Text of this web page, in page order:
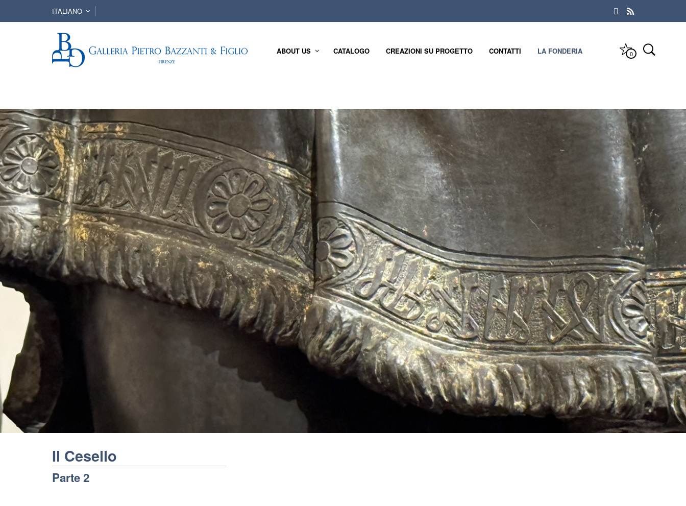
ITALIANO
ABOUT US CATALOGO CREAZIONI SU PROGETTO CONTATTI LA FONDERIA 0
Il Cesello
Parte 2